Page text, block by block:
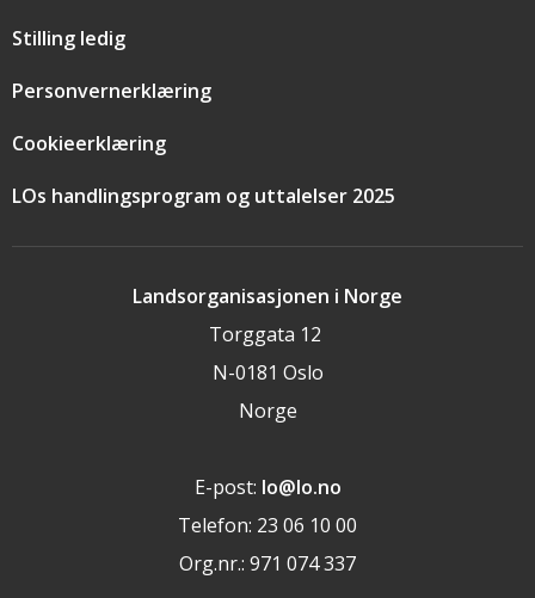
Landsorganisasjonen i Norge
Torggata 12
N-0181 Oslo
Norge
E-post: lo@lo.no
Telefon: 23 06 10 00
Org.nr.: 971 074 337
Stilling ledig
Personvernerklæring
Cookieerklæring
LOs handlingsprogram og uttalelser 2025